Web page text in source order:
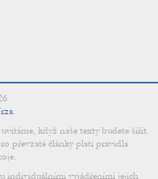
.
když naše texty budete šířit.
převzaté články platí pravidla
individuálními vyjádřeními jejich